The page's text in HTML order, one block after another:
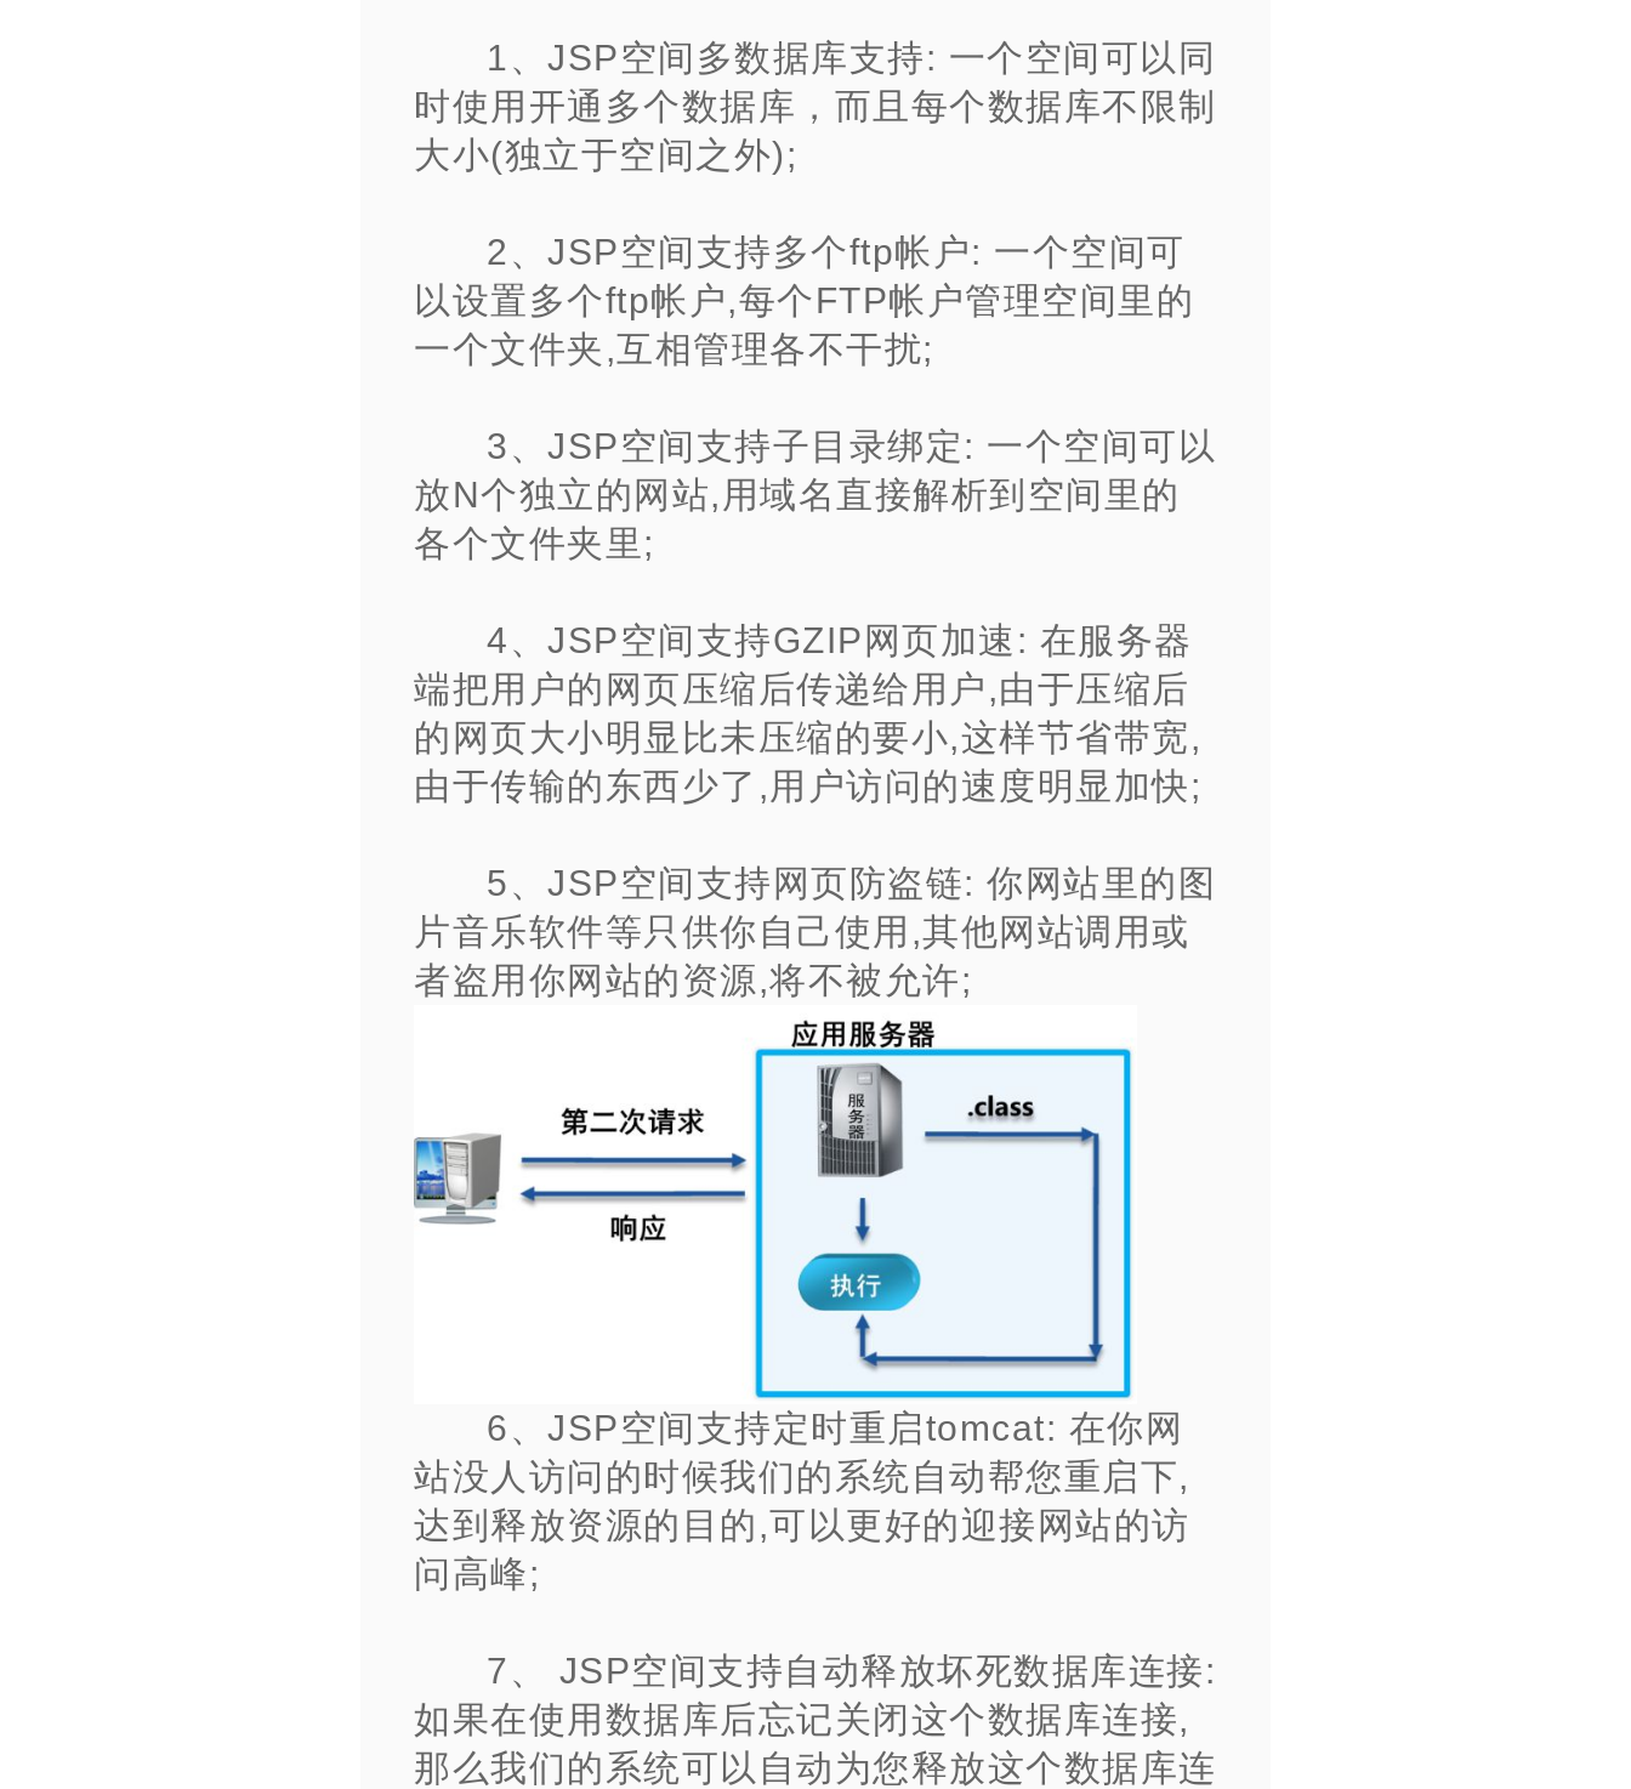
1、JSP空间多数据库支持: 一个空间可以同
时使用开通多个数据库，而且每个数据库不限制
大小(独立于空间之外);
2、JSP空间支持多个ftp帐户: 一个空间可
以设置多个ftp帐户,每个FTP帐户管理空间里的
一个文件夹,互相管理各不干扰;
3、JSP空间支持子目录绑定: 一个空间可以
放N个独立的网站,用域名直接解析到空间里的
各个文件夹里;
4、JSP空间支持GZIP网页加速: 在服务器
端把用户的网页压缩后传递给用户,由于压缩后
的网页大小明显比未压缩的要小,这样节省带宽,
由于传输的东西少了,用户访问的速度明显加快;
5、JSP空间支持网页防盗链: 你网站里的图
片音乐软件等只供你自己使用,其他网站调用或
者盗用你网站的资源,将不被允许;
6、JSP空间支持定时重启tomcat: 在你网
站没人访问的时候我们的系统自动帮您重启下,
达到释放资源的目的,可以更好的迎接网站的访
问高峰;
7、 JSP空间支持自动释放坏死数据库连接:
如果在使用数据库后忘记关闭这个数据库连接,
那么我们的系统可以自动为您释放这个数据库连